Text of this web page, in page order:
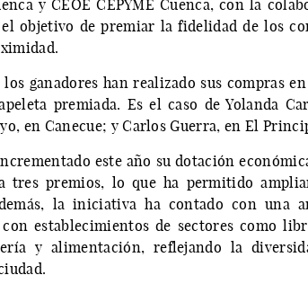
y CEOE CEPYME Cuenca, con la
el objetivo de premiar la fidelidad de los
ganadores han realizado sus compras
premiada. Es el caso de Yolanda
en Canecue; y Carlos Guerra, en El
este año su dotación
tres premios, lo que ha permitido
la iniciativa ha contado con una
establecimientos de sectores como
y alimentación, reflejando la